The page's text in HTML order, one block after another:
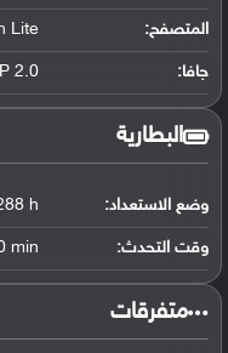
المتصفح: Lite
جافا: 2.0
البطارية
وضع الاستعداد: h
وقت التحدث: min
‏متفرقات‏